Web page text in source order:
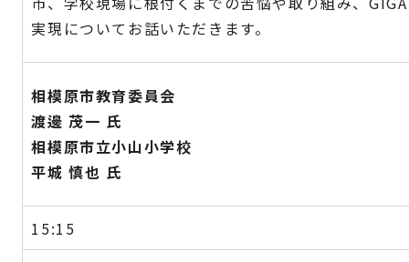
実現についてお話いただきます。
相模原市教育委員会
渡邊 茂一 氏
相模原市立小山小学校
平城 慎也 氏
15:15